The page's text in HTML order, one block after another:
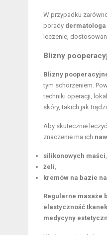
W przypadku
porady dermatologa
leczenie,
Blizny
Blizny
tym schorzeniem.
techniki operacji,
skóry, takich jak
Aby skutecznie
znaczenie ma ich
silikonowych maści
żeli
kremów na bazie
Regularne masaże
elastyczność tkanek
medycyny